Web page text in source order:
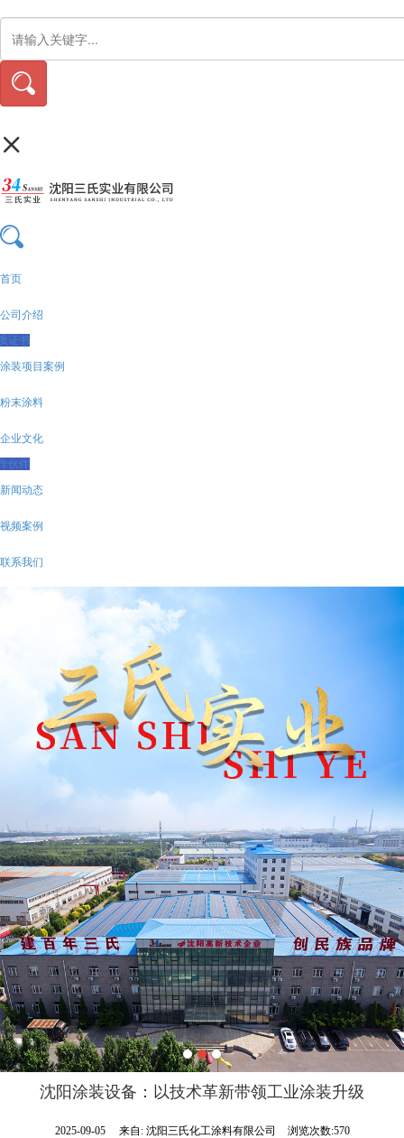
首页
公司介绍
证书
涂装项目案例
粉末涂料
企业文化
伙伴
新闻动态
视频案例
联系我们
沈阳涂装设备：以技术革新带领工业涂装升级
2025-09-05 来自: 沈阳三氏化工涂料有限公司 浏览次数:570